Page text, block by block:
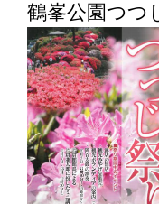
鶴峯公園つつ